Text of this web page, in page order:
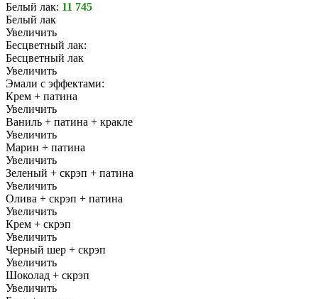
Белый лак: 11 745
Белый лак
Увеличить
Бесцветный лак:
Бесцветный лак
Увеличить
Эмали с эффектами:
Крем + патина
Увеличить
Ваниль + патина + кракле
Увеличить
Марин + патина
Увеличить
Зеленый + скрэп + патина
Увеличить
Олива + скрэп + патина
Увеличить
Крем + скрэп
Увеличить
Черный шер + скрэп
Увеличить
Шоколад + скрэп
Увеличить